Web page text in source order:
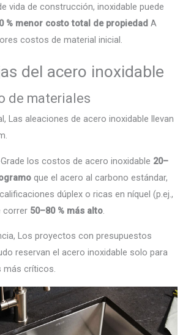
vida de construcción, inoxidable puede
% menor costo total de propiedad A
costos de material inicial.
del acero inoxidable
de materiales
Las aleaciones de acero inoxidable llevan
los costos de acero inoxidable 20–
que el acero al carbono estándar,
dúplex o ricas en níquel (p.ej.,
correr 50–80 % más alto.
Los proyectos con presupuestos
reservan el acero inoxidable solo para
más críticos.